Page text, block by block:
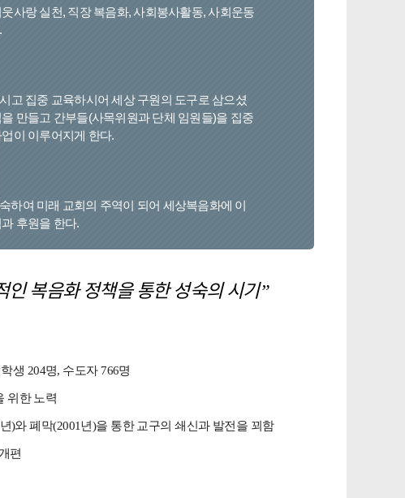
사랑 실천, 직장 복음화, 사회봉사활동, 사회운동
고 집중 교육하시어 세상 구원의 도구로 삼으셨
만들고 간부들(사목위원과 단체 임원들)을 집중
이 이루어지게 한다.
하여 미래 교회의 주역이 되어 세상복음화에 이
후원을 한다.
인 복음화 정책을 통한 성숙의 시기”
생 204명, 수도자 766명
위한 노력
)와 폐막(2001년)을 통한 교구의 쇄신과 발전을 꾀함
편